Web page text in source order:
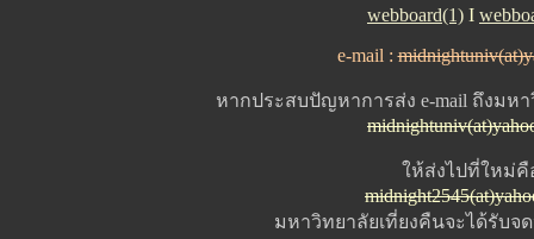
webboard(1) I
e-mail :
หากประสบปัญหาการส่ง e-mail ถึงมห
ให้ส่งไปที่ใหม่คื
มหาวิทยาลัยเที่ยงคืนจะได้รับจ